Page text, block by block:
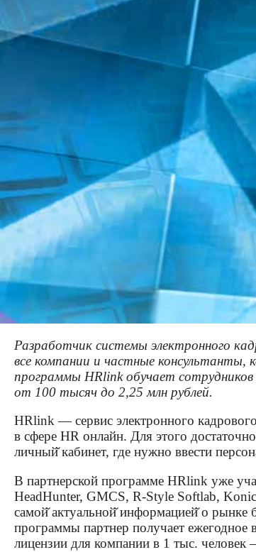
Разработчик системы электронного
все компании и частные
программы HRlink обучает
от 100 тысяч до 2,25 млн рублей.
HRlink — сервис электронного
в сфере HR онлайн. Для этого
личный̆ кабинет, где нужно ввести
В партнерской программе HRlink уже
HeadHunter, GMCS, R-Style Softlab,
самой̆ актуальной̆ информацией̆ о рынке
программы партнер получает
лицензии для компании в 1 тыс.